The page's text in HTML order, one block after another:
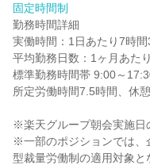
固定時間制
勤務時間詳細
実働時間：1日あたり7時間
平均勤務日数：1ヶ月あた
標準勤務時間帯 9:00～
所定労働時間7.5時間、休
※楽天グループ朝会実施日
※一部のポジションでは、
型裁量労働制の適用対象と